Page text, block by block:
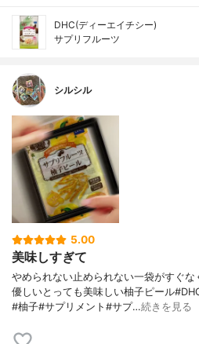
DHC(ディーエイチシー)
サプリフルーツ
シルシル
5.00
美味しすぎて
やめられない止められない一袋がすぐ
優しいとっても美味しい柚子ピール
#柚子#サプリメント#サプ…続きを見る